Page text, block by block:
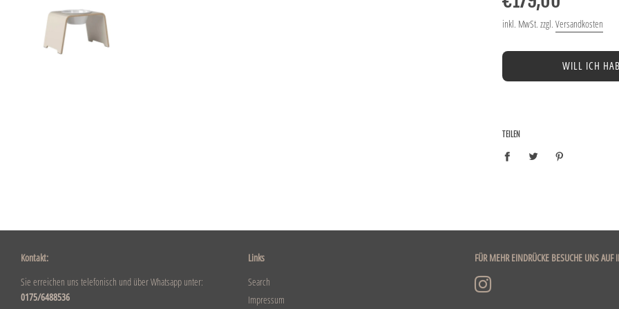
inkl. MwSt. zzgl. Versandkosten
WILL ICH
TEILEN
Kontakt:
Sie erreichen uns telefonisch und über Whatsapp unter:
0175/6488536
Links
Search
Impressum
FÜR MEHR EINDRÜCKE BESUCHE UNS AUF